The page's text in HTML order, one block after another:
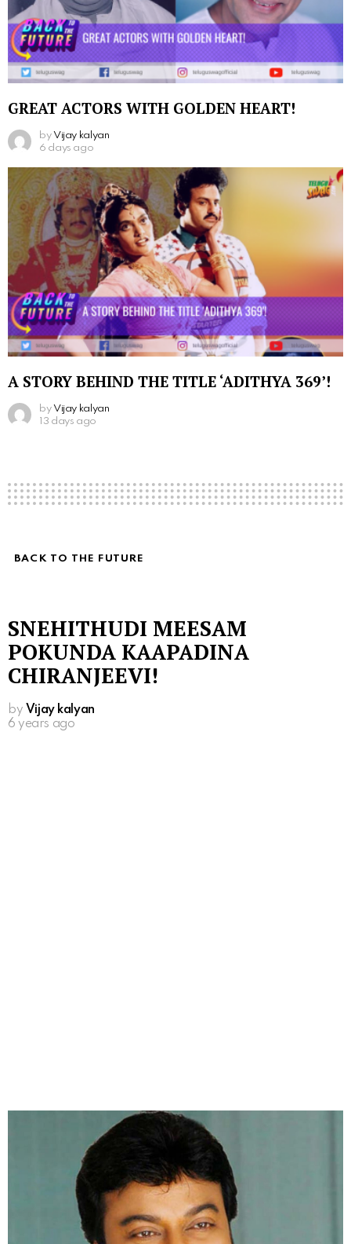
GREAT ACTORS WITH GOLDEN HEART!
by Vijay kalyan
6 days ago
A STORY BEHIND THE TITLE ‘ADITHYA 369’!
by Vijay kalyan
13 days ago
BACK TO THE FUTURE
SNEHITHUDI MEESAM
POKUNDA KAAPADINA
CHIRANJEEVI!
by Vijay kalyan
6 years ago